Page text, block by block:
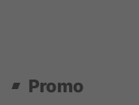
Promo